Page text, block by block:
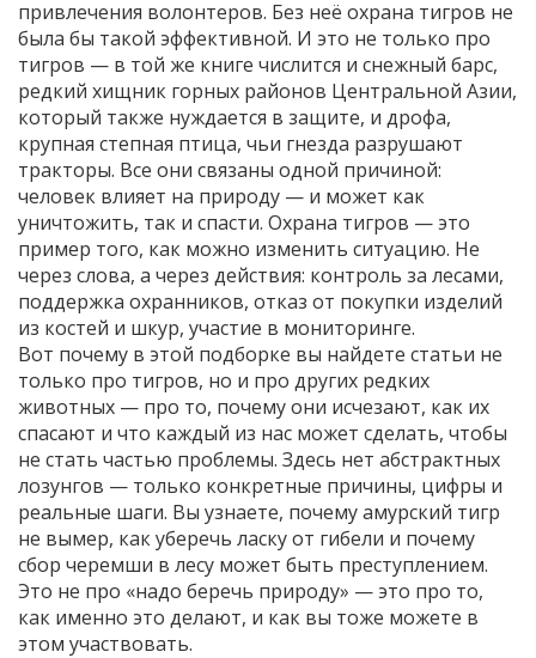
привлечения волонтеров. Без неё охрана тигров не
была бы такой эффективной. И это не только про
тигров — в той же книге числится и снежный барс,
редкий хищник горных районов Центральной Азии,
который также нуждается в защите, и дрофа,
крупная степная птица, чьи гнезда разрушают
тракторы. Все они связаны одной причиной:
человек влияет на природу — и может как
уничтожить, так и спасти. Охрана тигров — это
пример того, как можно изменить ситуацию. Не
через слова, а через действия: контроль за лесами,
поддержка охранников, отказ от покупки изделий
из костей и шкур, участие в мониторинге.
Вот почему в этой подборке вы найдете статьи не
только про тигров, но и про других редких
животных — про то, почему они исчезают, как их
спасают и что каждый из нас может сделать, чтобы
не стать частью проблемы. Здесь нет абстрактных
лозунгов — только конкретные причины, цифры и
реальные шаги. Вы узнаете, почему амурский тигр
не вымер, как уберечь ласку от гибели и почему
сбор черемши в лесу может быть преступлением.
Это не про «надо беречь природу» — это про то,
как именно это делают, и как вы тоже можете в
этом участвовать.